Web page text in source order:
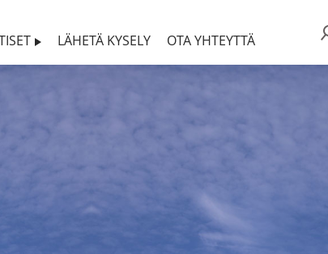
LÄHETÄ KYSELY OTA YHTEYTTÄ